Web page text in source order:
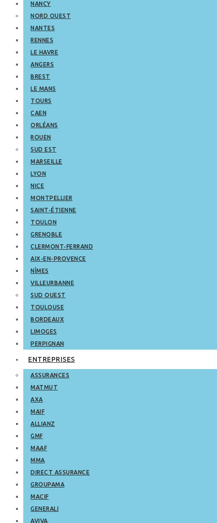
NANCY
NORD OUEST
NANTES
RENNES
LE HAVRE
ANGERS
BREST
LE MANS
TOURS
CAEN
ORLÉANS
ROUEN
SUD EST
MARSEILLE
LYON
NICE
MONTPELLIER
SAINT-ÉTIENNE
TOULON
GRENOBLE
CLERMONT-FERRAND
AIX-EN-PROVENCE
NÎMES
VILLEURBANNE
SUD OUEST
TOULOUSE
BORDEAUX
LIMOGES
PERPIGNAN
ENTREPRISES
ASSURANCES
MATMUT
AXA
MAIF
ALLIANZ
GMF
MAAF
MMA
DIRECT ASSURANCE
GROUPAMA
MACIF
GENERALI
AVIVA